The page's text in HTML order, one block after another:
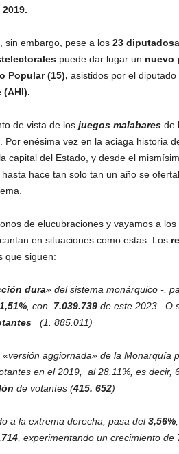
, sin embargo, pese a los 23 diputados
puede dar lugar un nuevo
Popular (15), asistidos por el
(AHI).
de vista de los juegos malabaresde
Por enésima vez en la aciaga historia
capital del Estado, y desde el
hace tan solo tan un año se
de elucubraciones y vayamos a los
en situaciones como estas. Los
que siguen:
dura» del sistema monárquico -,
, con 7.039.739 de este 2023. O
(1. 885.011)
«versión aggiornada» de la Monarquía
en el 2019, al 28.11%, es decir,
de votantes (415. 652)
a la extrema derecha, pasa del3,56%,
, experimentando un crecimiento de